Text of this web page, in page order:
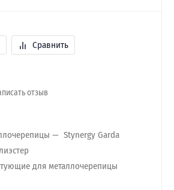
Сравнить
отзыв
Stynergy Garda
для металлочерепицы